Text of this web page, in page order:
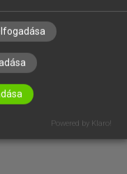
Powered by Klaro!